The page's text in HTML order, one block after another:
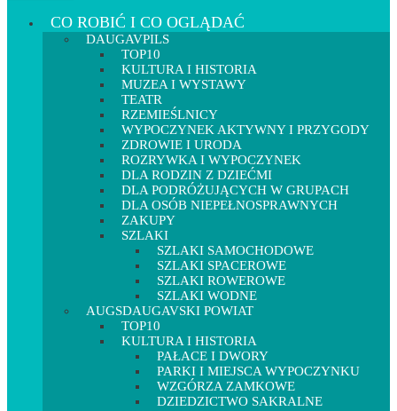
CO ROBIĆ I CO OGLĄDAĆ
DAUGAVPILS
TOP10
KULTURA I HISTORIA
MUZEA I WYSTAWY
TEATR
RZEMIEŚLNICY
WYPOCZYNEK AKTYWNY I PRZYGODY
ZDROWIE I URODA
ROZRYWKA I WYPOCZYNEK
DLA RODZIN Z DZIEĆMI
DLA PODRÓŻUJĄCYCH W GRUPACH
DLA OSÓB NIEPEŁNOSPRAWNYCH
ZAKUPY
SZLAKI
SZLAKI SAMOCHODOWE
SZLAKI SPACEROWE
SZLAKI ROWEROWE
SZLAKI WODNE
AUGSDAUGAVSKI POWIAT
TOP10
KULTURA I HISTORIA
PAŁACE I DWORY
PARKI I MIEJSCA WYPOCZYNKU
WZGÓRZA ZAMKOWE
DZIEDZICTWO SAKRALNE